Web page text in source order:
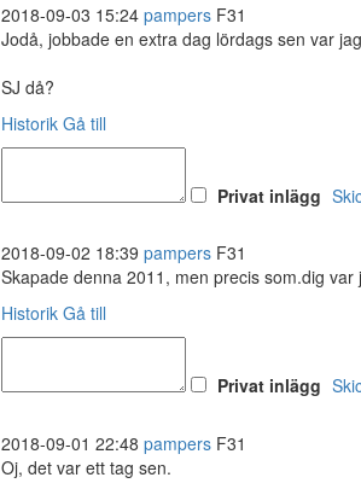
2018-09-03 15:24 pampers F31
Jodå, jobbade en extra dag lördags sen var
SJ då?
Historik Gå till
Privat inlägg
2018-09-02 18:39 pampers F31
Skapade denna 2011, men precis som.dig
Historik Gå till
Privat inlägg
2018-09-01 22:48 pampers F31
Oj, det var ett tag sen.